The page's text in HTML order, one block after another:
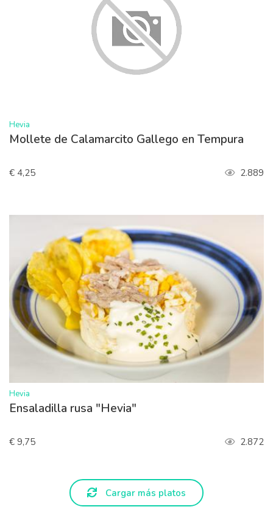
Hevia
Mollete de Calamarcito Gallego en Tempura
€ 4,25 2.889
>
Hevia
Ensaladilla rusa "Hevia"
€ 9,75 2.872
Cargar más platos